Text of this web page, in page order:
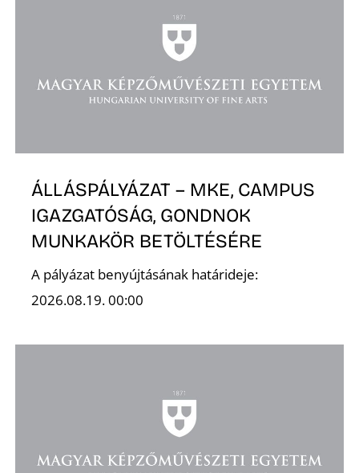
ÁLLÁSPÁLYÁZAT – MKE, CAMPUS
IGAZGATÓSÁG, GONDNOK
MUNKAKÖR BETÖLTÉSÉRE
A pályázat benyújtásának határideje:
2026.08.19. 00:00